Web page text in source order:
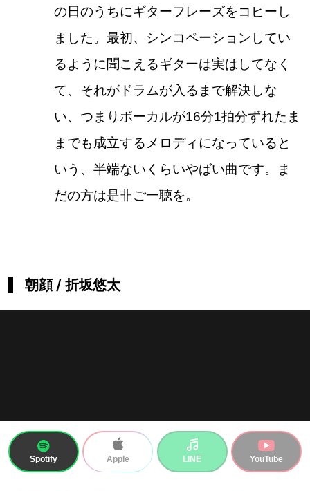
の日のうちにギターフレーズをコピーし
ました。最初、シンコペーションしてい
るように聞こえるギターは実はしてなく
て、それがドラムが入るまで解決しな
い、つまりボーカルが16分1拍分ずれたま
までも成立するメロディになっていると
いう、半端ないくらいやばい曲です。ま
だの方は是非ご一聴を。
朝顔 / 折坂悠太
Spotify Apple LINE YouTube